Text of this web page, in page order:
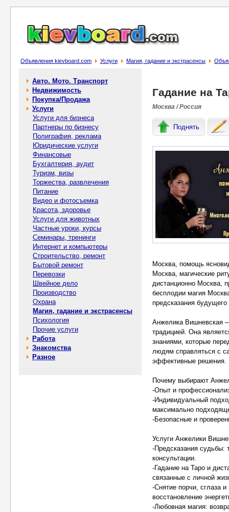
Объявления kievboard.com Услуги Магия, гадание и экстрасенсы
Авто. Мото. Транспорт
Недвижимость
Покупка/Продажа
Услуги
Услуги для бизнеса
Партнеры по бизнесу
Полиграфия, реклама
Юридические услуги
Финансовые
Бухгалтерия, аудит
Туризм, визы
Торжества, развлечения
Питание
Видео и фотосъемка
Красота, здоровье
Услуги для животных
Частные уроки, курсы
Семинары, тренинги
Интернет и компьютеры
Строительство, ремонт
Бытовой ремонт
Перевозки
Швейное дело
Производство
Охрана
Магия, гадание и экстрасенсы
Психология
Прочие услуги
Работа
Знакомства
Разное
Гадание на
Москва / Россия
Поднять
Москва, помощь
Москва, магические
дистанционно Москва,
бесплодии магия
предсказания
Анжелика Вишневская
традицией. Она
знаниями, которые
людям справляться с
эффективные решения.
Почему выбирают
-Опыт и
-Индивидуальный
максимально
-Безопасные и
Услуги Анжелики
-Предсказания судьбы:
консультации.
-Гадание на Таро и
связанные с личной
-Снятие порчи, сглаза и
восстановление
-Любовная магия: